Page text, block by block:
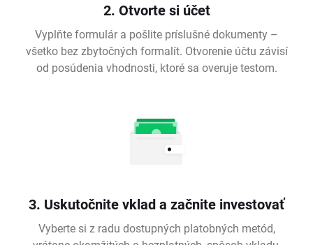
2. Otvorte si účet
Vyplňte formulár a pošlite príslušné dokumenty –
všetko bez zbytočných formalít. Otvorenie účtu závisí
od posúdenia vhodnosti, ktoré sa overuje testom.
3. Uskutočnite vklad a začnite investovať
Vyberte si z radu dostupných platobných metód,